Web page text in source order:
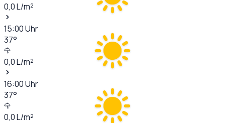
0,0L/m²
15:00Uhr
37°
0,0L/m²
16:00Uhr
37°
0,0L/m²